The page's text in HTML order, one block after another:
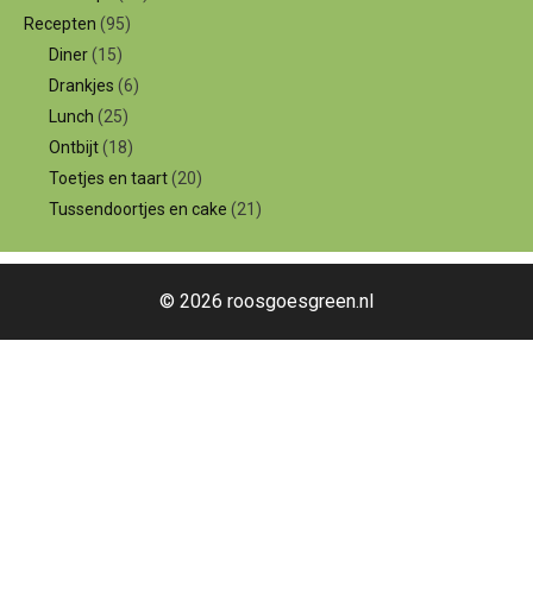
Recepten (95)
Diner(15)
Drankjes (6)
Lunch (25)
Ontbijt(18)
Toetjes en taart(20)
Tussendoortjes en cake (21)
© 2026 roosgoesgreen.nl